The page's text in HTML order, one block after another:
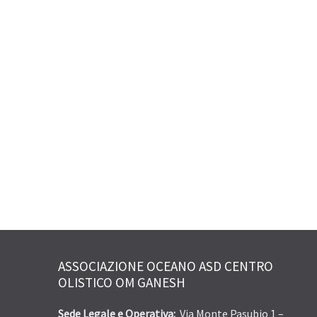
ASSOCIAZIONE OCEANO ASD CENTRO
OLISTICO OM GANESH
Sede Legale e Operativa: Via Monte Pasubio 1 –